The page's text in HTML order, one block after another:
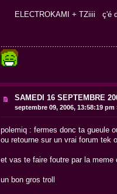
ELECTROKAMI + TZiiii ç'é
SAMEDI 16 SEPTEMBRE
septembre 09, 2006, 13:58:19 pm
polemiq : fermes donc ta gueule
ou retourne sur un vrai forum tek
et vas te faire foutre par la meme
un bon gros troll